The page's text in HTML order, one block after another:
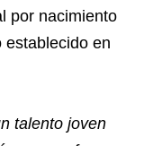
por nacimiento
establecido en
talento joven